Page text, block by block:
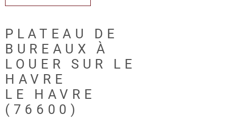
PLATEAU DE
BUREAUX À
LOUER SUR LE
HAVRE
LE HAVRE
(76600)